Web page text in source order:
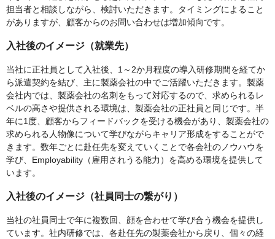
担当者と相談しながら、検討いただきます。タイミングによること
がありますが、顧客からのお問い合わせは増加傾向です。
入社後のイメージ（就業先）
当社に正社員として入社後、1～2か月程度の導入研修期間を経てか
ら派遣契約を結び、主に製薬会社の中でご活躍いただきます。製薬
会社内では、製薬会社の名刺をもって対応するので、求められるレ
ベルの高さや提供される環境は、製薬会社の正社員と同じです。半
年に1度、顧客からフィードバックを受ける機会があり、製薬会社の
求められる人物像について学びながらキャリア形成をすることがで
きます。数年ごとに赴任先を変えていくことで各会社のノウハウを
学び、Employability（雇用されうる能力）を高める環境を提供して
います。
入社後のイメージ（社員同士の繋がり）
当社の社員同士で年に複数回、顔を合わせて学び合う機会を提供し
ています。社内研修では、各赴任先の製薬会社から戻り、個々の経